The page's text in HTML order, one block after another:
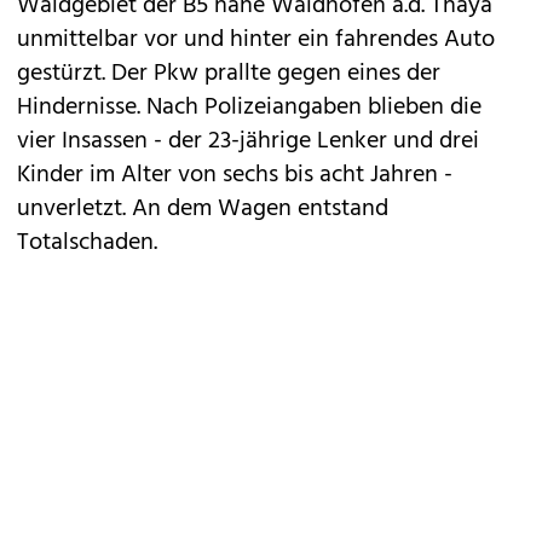
unmittelbar vor und hinter ein fahrendes Auto
gestürzt. Der Pkw prallte gegen eines der
Hindernisse. Nach Polizeiangaben blieben die
vier Insassen - der 23-jährige Lenker und drei
Kinder im Alter von sechs bis acht Jahren -
unverletzt. An dem Wagen entstand
Totalschaden.